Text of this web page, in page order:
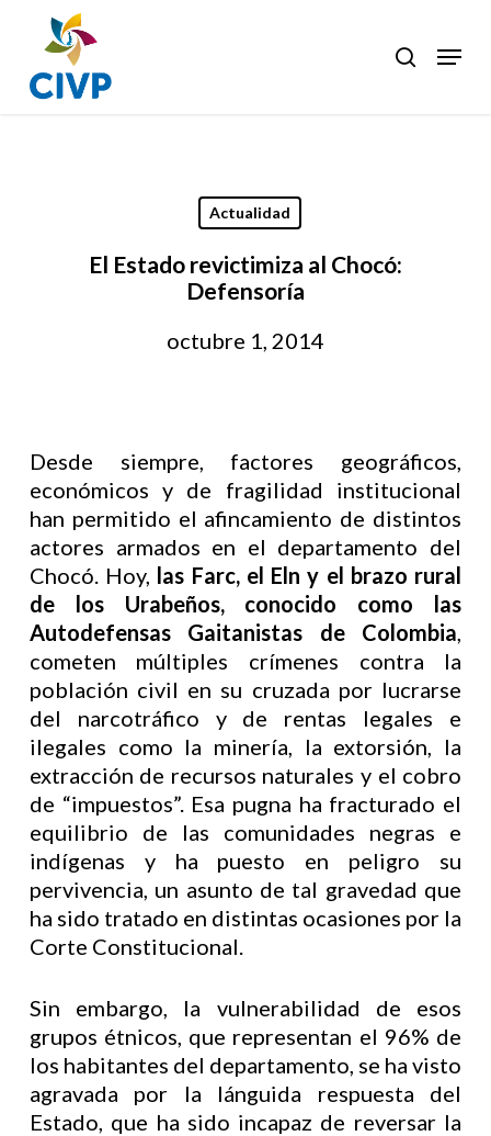
main
content
search
Menu
Actualidad
El Estado revictimiza al Chocó:
Defensoría
octubre 1, 2014
Desde siempre, factores geográficos,
económicos y de fragilidad institucional
han permitido el afincamiento de distintos
actores armados en el departamento del
Chocó. Hoy, las Farc, el Eln y el brazo rural
de los Urabeños, conocido como las
Autodefensas Gaitanistas de Colombia,
cometen múltiples crímenes contra la
población civil en su cruzada por lucrarse
del narcotráfico y de rentas legales e
ilegales como la minería, la extorsión, la
extracción de recursos naturales y el cobro
de “impuestos”. Esa pugna ha fracturado el
equilibrio de las comunidades negras e
indígenas y ha puesto en peligro su
pervivencia, un asunto de tal gravedad que
ha sido tratado en distintas ocasiones por la
Corte Constitucional.
Sin embargo, la vulnerabilidad de esos
grupos étnicos, que representan el 96% de
los habitantes del departamento, se ha visto
agravada por la lánguida respuesta del
Estado, que ha sido incapaz de reversar la
Close